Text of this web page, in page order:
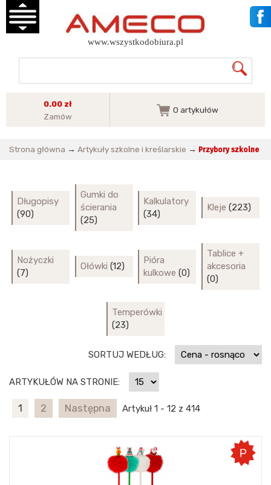
www.wszystkodobiura.pl
0.00 zł
Zamów
0 artykułów
Strona główna → Artykuły szkolne i kreślarskie → Przybory szkolne
Długopisy
(90)
Gumki do
ścierania
(25)
Kalkulatory
(34)
Kleje (223)
Nożyczki
(7)
Ołówki (12)
Pióra
kulkowe (0)
Tablice +
akcesoria
(0)
Temperówki
(23)
SORTUJ WEDŁUG:
ARTYKUŁÓW NA STRONIE:
1 2 Następna Artykuł 1 - 12 z 414